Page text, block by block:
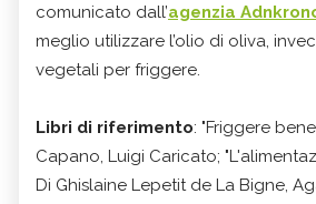
comunicato dall’agenzia
meglio utilizzare l’olio di oliva,
vegetali per friggere.
Libri di riferimento: "Friggere
Capano, Luigi Caricato;
Di Ghislaine Lepetit de La Bigne,